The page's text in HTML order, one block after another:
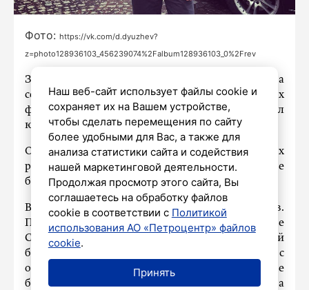
Фото: https://vk.com/d.dyuzhev?
z=photo128936103_456239074%2Falbum128936103_0%2Frev
Знаменитый российский актер, звезда
сериала «Бригада» и многих других известных
фильмов Дмитрий Дюжев накануне отмечал
юбилей. Артисту исполнилось 45 лет.
Отметил круглую дату он в одном из столичных
ресторанов, где собрались только самые
близкие люди.
Ведущим вечеринки стал Дмитрий Хрусталев.
Перед гостями выступала группа «Новые
Самоцветы», в списке гостей-знаменитостей
был Григорий Лепс. Он пришел на праздник с
огромным букетом цветов. Также на вечеринке
была модель Алеся Кафельникова. Она пришла
Наш веб-сайт использует файлы cookie и
сохраняет их на Вашем устройстве,
чтобы сделать перемещения по сайту
более удобными для Вас, а также для
анализа статистики сайта и содействия
нашей маркетинговой деятельности.
Продолжая просмотр этого сайта, Вы
соглашаетесь на обработку файлов
cookie в соответствии с Политикой
использования АО «Петроцентр» файлов
cookie.
Принять